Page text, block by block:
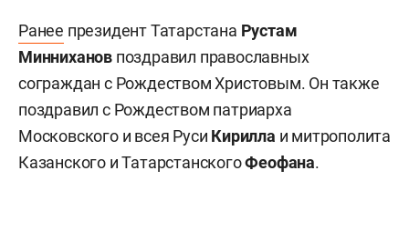
Ранее президент Татарстана Рустам
Минниханов поздравил православных
сограждан с Рождеством Христовым. Он также
поздравил с Рождеством патриарха
Московского и всея Руси Кирилла и митрополита
Казанского и ТатарстанскогоФеофана.